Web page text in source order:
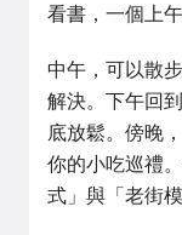
看書，一個上
中午，可以散
解決。下午回
底放鬆。傍晚
你的小吃巡禮
式」與「老街